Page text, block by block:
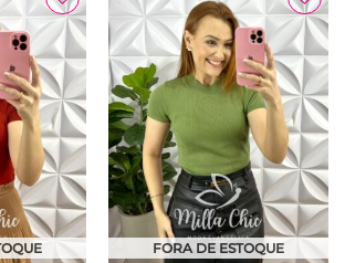
várias
variantes.
As
opções
podem
ser
escolhidas
na
página
do
produto
Adicionar
à Lista
Adicionar
à Lista
FORA DE ESTOQUE